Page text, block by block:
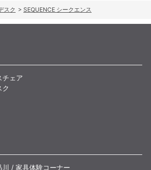
スク > SEQUENCE シークエンス
チェア
ク
川 / 家具体験コーナー